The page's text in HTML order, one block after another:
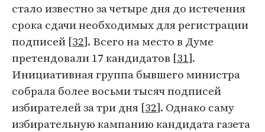
стало известно за четыре дня до истечения
срока сдачи необходимых для регистрации
подписей [32]. Всего на место в Думе
претендовали 17 кандидатов [31].
Инициативная группа бывшего министра
собрала более восьми тысяч подписей
избирателей за три дня [32]. Однако саму
избирательную кампанию кандидата газета